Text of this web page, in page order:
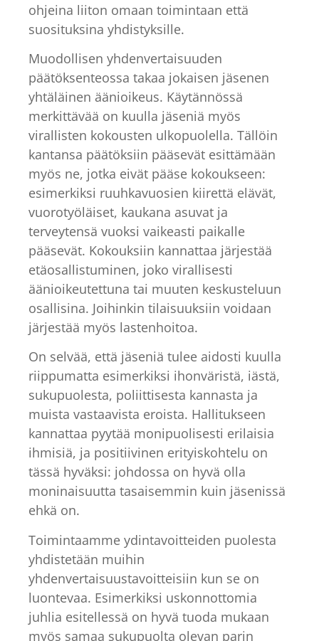
ohjeina liiton omaan toimintaan että
suosituksina yhdistyksille.
Muodollisen yhdenvertaisuuden
päätöksenteossa takaa jokaisen jäsenen
yhtäläinen äänioikeus. Käytännössä
merkittävää on kuulla jäseniä myös
virallisten kokousten ulkopuolella. Tällöin
kantansa päätöksiin pääsevät esittämään
myös ne, jotka eivät pääse kokoukseen:
esimerkiksi ruuhkavuosien kiirettä elävät,
vuorotyöläiset, kaukana asuvat ja
terveytensä vuoksi vaikeasti paikalle
pääsevät. Kokouksiin kannattaa järjestää
etäosallistuminen, joko virallisesti
äänioikeutettuna tai muuten keskusteluun
osallisina. Joihinkin tilaisuuksiin voidaan
järjestää myös lastenhoitoa.
On selvää, että jäseniä tulee aidosti kuulla
riippumatta esimerkiksi ihonväristä, iästä,
sukupuolesta, poliittisesta kannasta ja
muista vastaavista eroista. Hallitukseen
kannattaa pyytää monipuolisesti erilaisia
ihmisiä, ja positiivinen erityiskohtelu on
tässä hyväksi: johdossa on hyvä olla
moninaisuutta tasaisemmin kuin jäsenissä
ehkä on.
Toimintaamme ydintavoitteiden puolesta
yhdistetään muihin
yhdenvertaisuustavoitteisiin kun se on
luontevaa. Esimerkiksi uskonnottomia
juhlia esitellessä on hyvä tuoda mukaan
myös samaa sukupuolta olevan parin